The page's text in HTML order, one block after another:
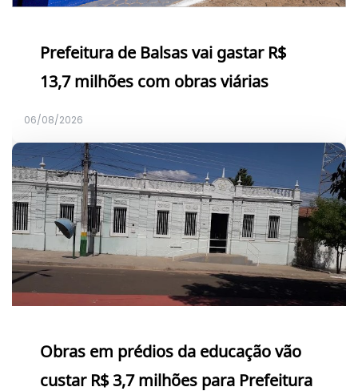
Prefeitura de Balsas vai gastar R$
13,7 milhões com obras viárias
06/08/2026
Obras em prédios da educação vão
custar R$ 3,7 milhões para Prefeitura